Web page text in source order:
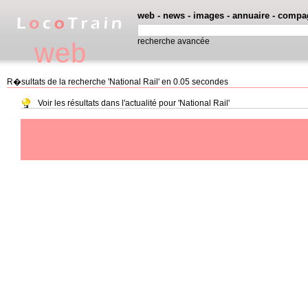
web
web - news - images - annuaire -
recherche avancée
R�sultats de la recherche 'National Rail' en 0.05 secondes
Voir les résultats dans l'actualité pour 'National Rail'